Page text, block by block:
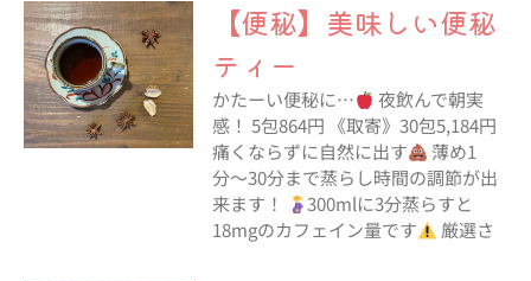
【便秘】美味しい便秘
ティー
かたーい便秘に…
夜飲んで朝実
感！ 5包864円 《取寄》30包5,184円
痛くならずに自然に出す
薄め1
分〜30分まで蒸らし時間の調節が出
来ます！
300mlに3分蒸らすと
18mgのカフェイン量です
厳選さ